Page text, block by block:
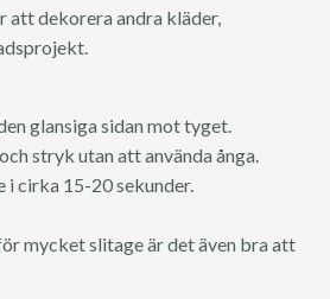
att dekorera andra kläder,
glansiga sidan mot tyget.
stryk utan att använda ånga.
i cirka 15-20 sekunder.
mycket slitage är det även bra att